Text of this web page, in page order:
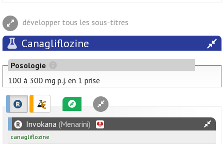
développer tous les sous-titres
Canagliflozine
Posologie
100 à 300 mg p.j. en 1 prise
Invokana (Menarini)
canagliflozine